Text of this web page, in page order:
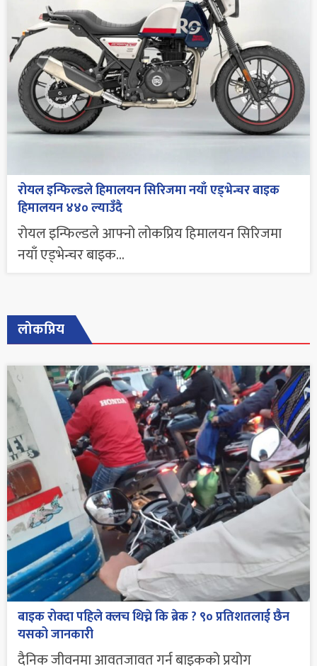
रोयल इन्फिल्डले हिमालयन सिरिजमा नयाँ एड्भेन्चर बाइक
हिमालयन ४४० ल्याउँदै
रोयल इन्फिल्डले आफ्नो लोकप्रिय हिमालयन सिरिजमा
नयाँ एड्भेन्चर बाइक...
लोकप्रिय
बाइक रोक्दा पहिले क्लच थिच्ने कि ब्रेक ? ९० प्रतिशतलाई छैन
यसको जानकारी
दैनिक जीवनमा आवतजावत गर्न बाइकको प्रयोग